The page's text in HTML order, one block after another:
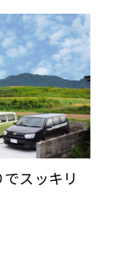
スッキリ